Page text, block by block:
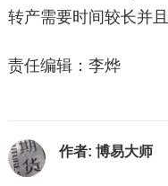
转产需要时间较长并
责任编辑：李烨
作者: 博易大师